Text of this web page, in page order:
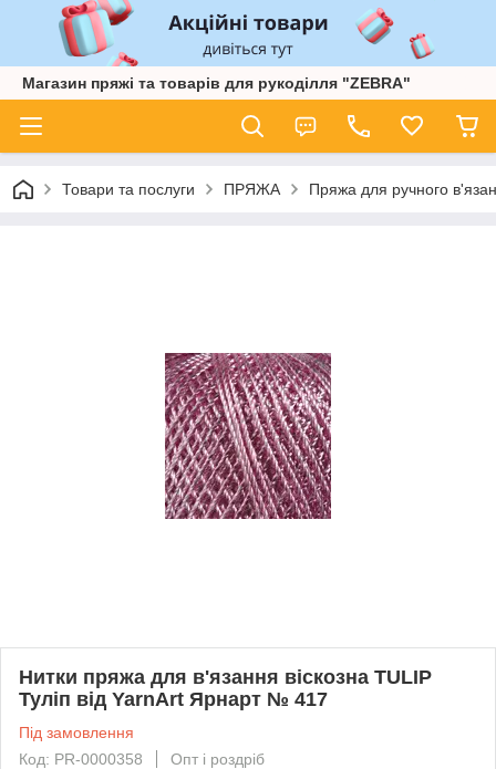
Магазин пряжі та товарів для рукоділля "ZEBRA"
Товари та послуги ПРЯЖА Пряжа для ручного
Нитки пряжа для в'язання віскозна TULIP
Туліп від YarnArt Ярнарт № 417
Під замовлення
Код: PR-0000358
Опт і роздріб